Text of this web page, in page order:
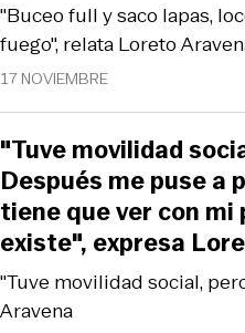
17 NOVIEMBRE
"Buceo full y saco lapas,
fuego", relata Loreto
"Tuve movilidad social,
Aravena
"Tuve movilidad
Después me puse a
tiene que ver con
existe", expresa